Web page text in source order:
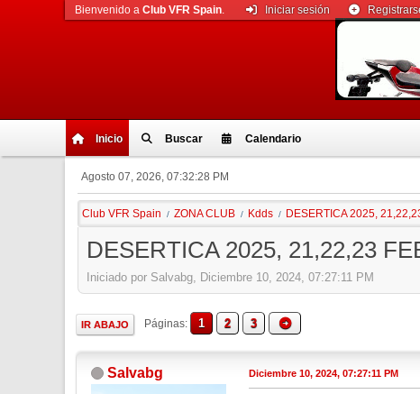
Inicio Buscar Calendario
Bienvenido a Club VFR Spain. Iniciar sesión
Agosto 07, 2026, 07:32:28 PM
Club VFR Spain / ZONA CLUB / Kdds / DESERTICA 2025,
DESERTICA 2025, 21,22,23
Iniciado por Salvabg, Diciembre 10, 2024, 07:27:11 PM
IR ABAJO Páginas 1 2 3
Salvabg Diciembre 10, 2024, 07:27:11 PM